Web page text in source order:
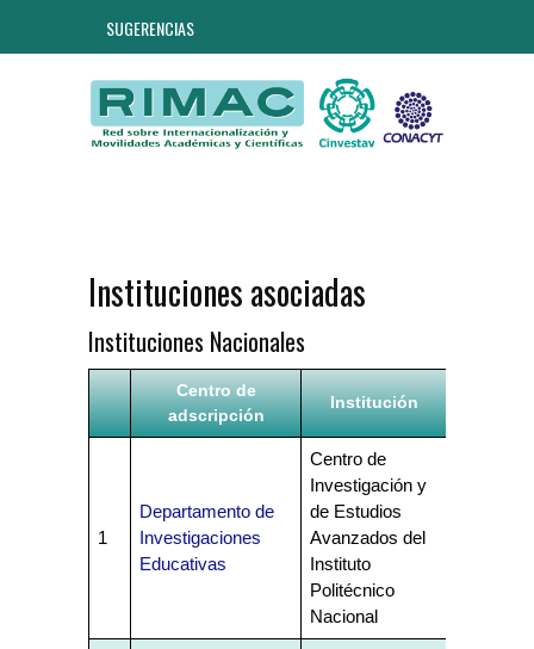
SUGERENCIAS
Instituciones asociadas
Instituciones Nacionales
Centro de
adscripción
Institución
1
Departamento de
Investigaciones
Educativas
Centro de
Investigación y
de Estudios
Avanzados del
Instituto
Politécnico
Nacional